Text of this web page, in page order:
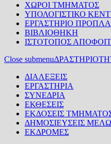
ΧΩΡΟΙ ΤΜΗΜΑΤΟΣ
ΥΠΟΛΟΓΙΣΤΙΚΟ
ΕΡΓΑΣΤΗΡΙΟ
ΒΙΒΛΙΟΘΗΚΗ
ΙΣΤΟΤΟΠΟΣ
Close submenu
ΔΙΑΛΕΞΕΙΣ
ΕΡΓΑΣΤΗΡΙΑ
ΣΥΝΕΔΡΙΑ
ΕΚΘΕΣΕΙΣ
ΕΚΔΟΣΕΙΣ
ΔΗΜΟΣΙΕΥΣΕΙΣ
ΕΚΔΡΟΜΕΣ